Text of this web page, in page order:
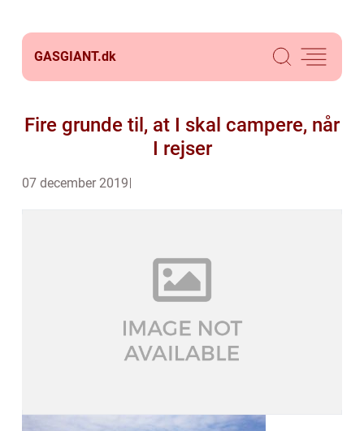
GASGIANT.dk
Fire grunde til, at I skal campere, når
I rejser
07 december 2019